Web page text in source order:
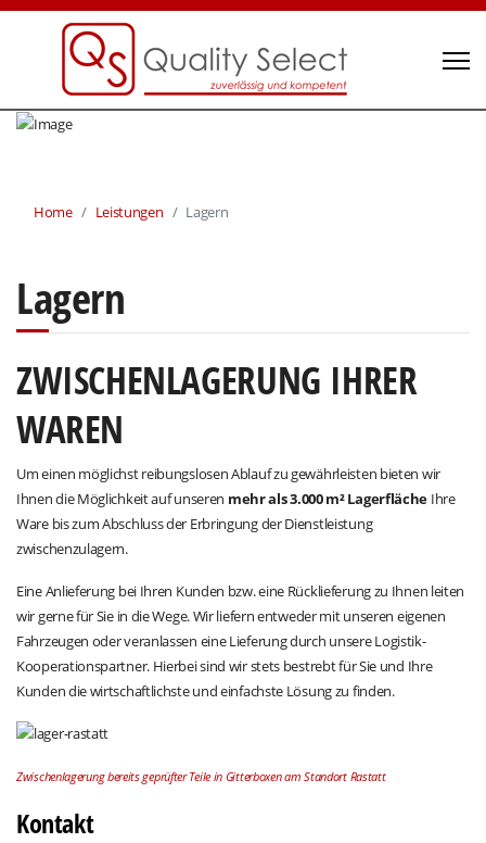
Home Leistungen Lagern
Lagern
ZWISCHENLAGERUNG IHRER
WAREN
Um einen möglichst reibungslosen Ablauf zu gewährleisten bieten wir
Ihnen die Möglichkeit auf unseren mehr als 3.000 m² Lagerfläche Ihre
Ware bis zum Abschluss der Erbringung der Dienstleistung
zwischenzulagern.
Eine Anlieferung bei Ihren Kunden bzw. eine Rücklieferung zu Ihnen leiten
wir gerne für Sie in die Wege. Wir liefern entweder mit unseren eigenen
Fahrzeugen oder veranlassen eine Lieferung durch unsere Logistik-
Kooperationspartner. Hierbei sind wir stets bestrebt für Sie und Ihre
Kunden die wirtschaftlichste und einfachste Lösung zu finden.
Zwischenlagerung bereits geprüfter Teile in Gitterboxen am Standort Rastatt
Kontakt